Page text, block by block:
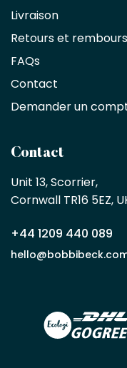
d'une
exclusive
de
%
sur
sans
minimum
en
partenaire
commercial
Demander
un compte
Livraison
Retours et
FAQs
Contact
Demander un
Contact
Unit 13, Scorrier,
Cornwall TR16 5EZ,
+44 1209 440 089